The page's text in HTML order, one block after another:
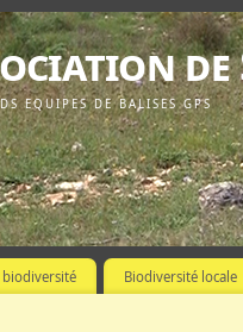
EQUIPES DE BALISES GPS
Biodiversité locale